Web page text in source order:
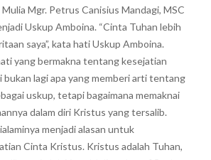
Mgr. Petrus Canisius Mandagi, MSC
Uskup Amboina. “Cinta Tuhan lebih
saya”, kata hati Uskup Amboina.
yang bermakna tentang kesejatian
bukan lagi apa yang memberi arti tentang
uskup, tetapi bagaimana memaknai
dalam diri Kristus yang tersalib.
menjadi alasan untuk
Cinta Kristus. Kristus adalah Tuhan,